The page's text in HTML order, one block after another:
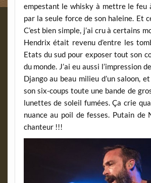
empestant le whisky à mettre le feu
par la seule force de son haleine. Et
C’est bien simple, j’ai cru à certains
Hendrix était revenu d’entre les
Etats du sud pour exposer tout son
du monde. J’ai eu aussi l’impression
Django au beau milieu d’un saloon,
son six-coups toute une bande de
lunettes de soleil fumées. Ça crie
nuance au poil de fesses. Putain de
chanteur !!!